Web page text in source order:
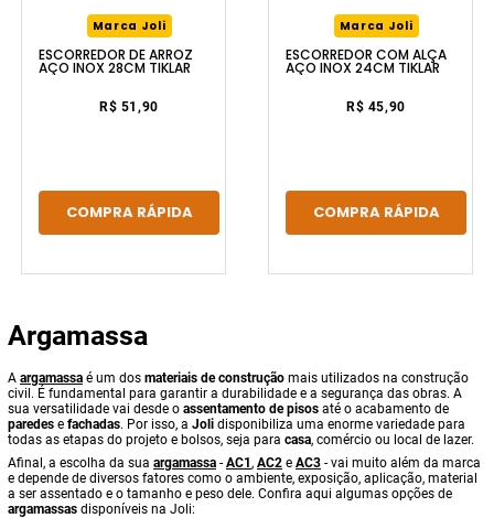
Marca Joli
ESCORREDOR DE ARROZ
AÇO INOX 28CM TIKLAR
R$ 51,90
COMPRA RÁPIDA
Marca Joli
ESCORREDOR COM ALÇA
AÇO INOX 24CM TIKLAR
R$ 45,90
COMPRA RÁPIDA
Argamassa
A argamassa é um dos materiais de construção mais utilizados na construção
civil. É fundamental para garantir a durabilidade e a segurança das obras. A
sua versatilidade vai desde o assentamento de pisos até o acabamento de
paredes e fachadas. Por isso, a Joli disponibiliza uma enorme variedade para
todas as etapas do projeto e bolsos, seja para casa, comércio ou local de lazer.
Afinal, a escolha da sua argamassa - AC1 , AC2 e AC3 - vai muito além da marca
e depende de diversos fatores como o ambiente, exposição, aplicação, material
a ser assentado e o tamanho e peso dele. Confira aqui algumas opções de
argamassas disponíveis na Joli: